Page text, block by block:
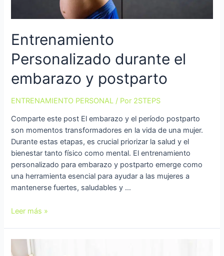
Entrenamiento
Personalizado durante el
embarazo y postparto
ENTRENAMIENTO PERSONAL / Por 2STEPS
Comparte este post El embarazo y el período postparto
son momentos transformadores en la vida de una mujer.
Durante estas etapas, es crucial priorizar la salud y el
bienestar tanto físico como mental. El entrenamiento
personalizado para embarazo y postparto emerge como
una herramienta esencial para ayudar a las mujeres a
mantenerse fuertes, saludables y …
Leer más »